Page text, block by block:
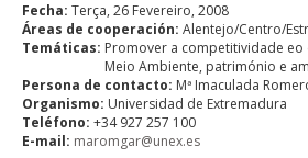
Fecha: Terça, 26 Fevereiro, 2008
Áreas de cooperación: Alentejo/Centro/
Temáticas: Promover a competitividade
Meio Ambiente, património e
Persona de contacto: Mª Imaculada
Organismo: Universidad de Extremadura
Teléfono: +34 927 257 100
E-mail: maromgar@unex.es